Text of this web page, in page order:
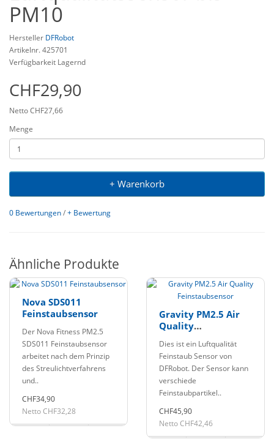
PM10
Hersteller DFRobot
Artikelnr. 425701
Verfügbarkeit Lagernd
CHF29,90
Netto CHF27,66
Menge
+ Warenkorb
0 Bewertungen/+ Bewertung
Ähnliche Produkte
Nova SDS011
Feinstaubsensor
Der Nova Fitness PM2.5
SDS011 Feinstaubsensor
arbeitet nach dem Prinzip
des Streulichtverfahrens
und..
CHF34,90
Netto CHF32,28
Gravity PM2.5 Air
Quality
Dies ist ein Luftqualität
Feinstaub Sensor von
DFRobot. Der Sensor kann
verschiede
Feinstaubpartikel..
CHF45,90
Netto CHF42,46